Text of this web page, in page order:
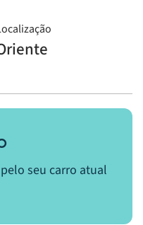
seu carro atual